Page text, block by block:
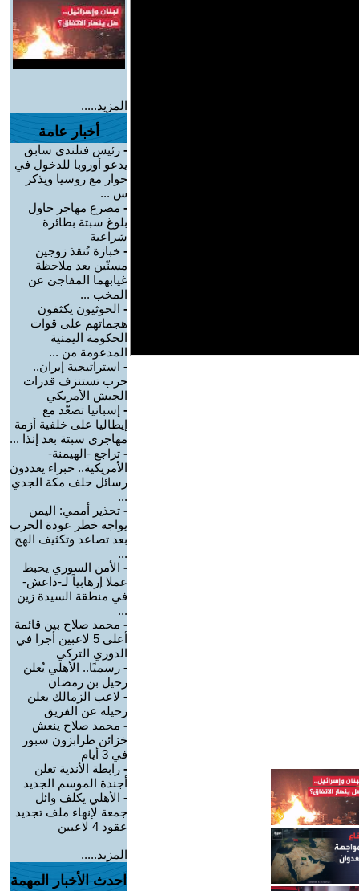
المزيد.....
أخبار عامة
- رئيس فنلندي سابق
يدعو أوروبا للدخول في
حوار مع روسيا ويذكر
س ...
- مصرع مهاجر حاول
بلوغ سبتة بطائرة
شراعية
- خبازة تُنقذ زوجين
مسنّين بعد ملاحظة
غيابهما المفاجئ عن
المخب ...
- الحوثيون يكثفون
هجماتهم على قوات
الحكومة اليمنية
المدعومة من ...
- استراتيجية إيران..
حرب تستنزف قدرات
الجيش الأمريكي
- إسبانيا تصعّد مع
إيطاليا على خلفية أزمة
مهاجري سبتة بعد إنذا ...
- تراجع -الهيمنة-
الأمريكية.. خبراء يعددون
رسائل حلف مكة الجدي
...
- تحذير أممي: اليمن
يواجه خطر عودة الحرب
بعد تصاعد وتكثيف الهج
...
- الأمن السوري يحبط
عملا إرهابياً لـ-داعش-
في منطقة السيدة زين
...
- محمد صلاح بين قائمة
أعلى 5 لاعبين أجرا في
الدوري التركي
- رسميًا.. الأهلي يُعلن
رحيل بن رمضان
- لاعب الزمالك يعلن
رحيله عن الفريق
- محمد صلاح ينعش
خزائن طرابزون سبور
في 3 أيام
- رابطة الأندية تعلن
أجندة الموسم الجديد
- الأهلي يكلف وائل
جمعة لإنهاء ملف تجديد
عقود 4 لاعبين
المزيد.....
احدث الأخبار المهمة